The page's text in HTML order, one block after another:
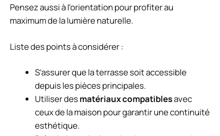
Pensez aussi à l’orientation pour profiter au
maximum de la lumière naturelle.
Liste des points à considérer :
S’assurer que la terrasse soit accessible
depuis les pièces principales.
Utiliser desmatériaux compatiblesavec
ceux de la maison pour garantir une continuité
esthétique.